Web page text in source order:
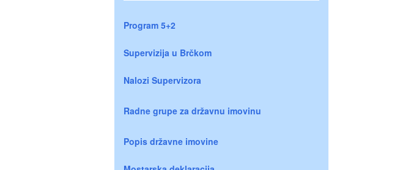
Program 5+2
Supervizija u Brčkom
Nalozi Supervizora
Radne grupe za državnu imovinu
Popis državne imovine